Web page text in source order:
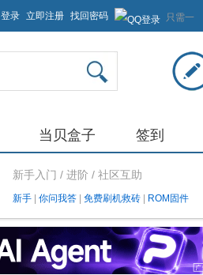
只需一
步，快
速开始
登录 立即注册 找回密码
当贝盒子 签到
新手入门 / 进阶 / 社区互助
新手 你问我答 免费刷机救砖 ROM固件